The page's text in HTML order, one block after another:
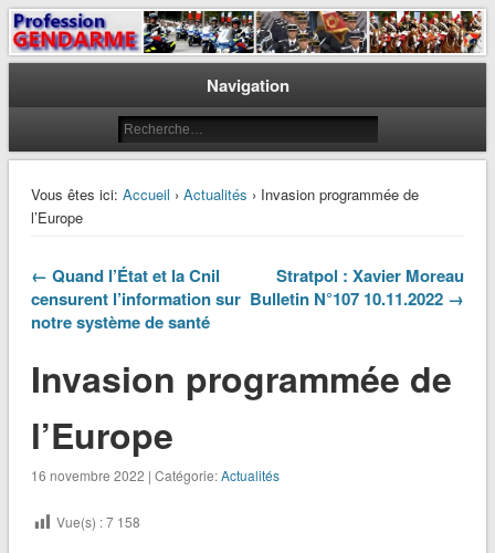
Profession Gendarme
Le journal des gendarmes
Navigation
Vous êtes ici: Accueil › Actualités › Invasion programmée de
l’Europe
← Quand l’État et la Cnil
censurent l’information sur
notre système de santé
Stratpol : Xavier Moreau
Bulletin N°107 10.11.2022 →
Invasion programmée de
l’Europe
16 novembre 2022 | Catégorie:Actualités
Vue(s) :7 158